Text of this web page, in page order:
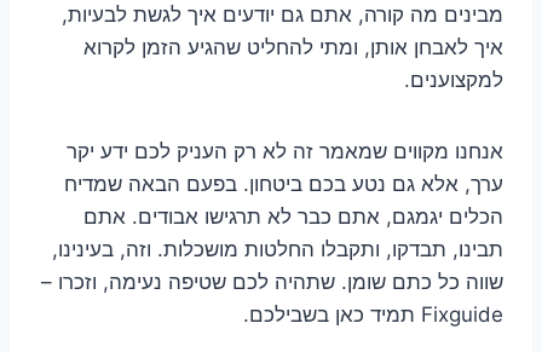
מבינים מה קורה, אתם גם יודעים איך לגשת לבעיות,
איך לאבחן אותן, ומתי להחליט שהגיע הזמן לקרוא
למקצוענים.
אנחנו מקווים שמאמר זה לא רק העניק לכם ידע יקר
ערך, אלא גם נטע בכם ביטחון. בפעם הבאה שמדיח
הכלים יגמגם, אתם כבר לא תרגישו אבודים. אתם
תבינו, תבדקו, ותקבלו החלטות מושכלות. וזה, בעינינו,
שווה כל כתם שומן. שתהיה לכם שטיפה נעימה, וזכרו –
Fixguide תמיד כאן בשבילכם.